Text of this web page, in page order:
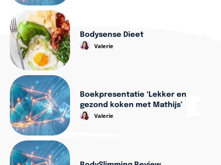
Bodysense Dieet
Valerie
Boekpresentatie ‘Lekker en
gezond koken met Mathijs’
Valerie